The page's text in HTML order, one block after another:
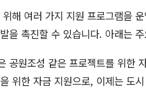
해 여러 가지 지원 프로그램을
을 촉진할 수 있습니다. 아래는
공원조성 같은 프로젝트를 위한
위한 자금 지원으로, 이제는 도